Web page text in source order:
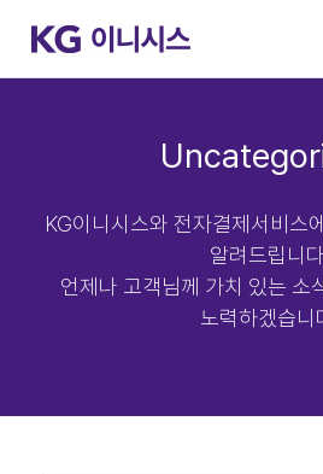
KG이니시스와 전자결제서비스
알려드립니
언제나 고객님께 가치 있는 소
노력하겠습니